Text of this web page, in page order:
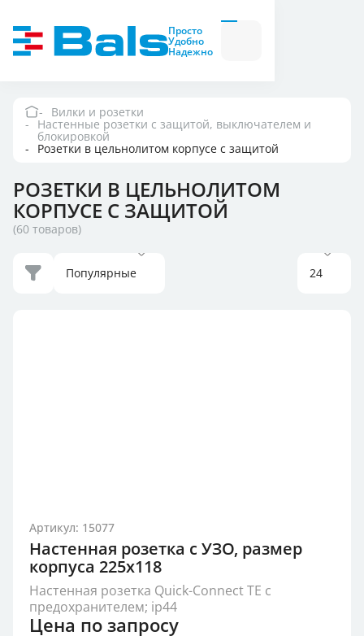
Просто
Удобно
Надежно
Вилки
и
розетки
модули
Вилки и розетки
Компания
Где купить
Контакты
Вилки и розетки
Настенные розетки с защитой, выключателем и
блокировкой
Розетки в цельнолитом корпусе с защитой
РОЗЕТКИ В ЦЕЛЬНОЛИТОМ
КОРПУСЕ С ЗАЩИТОЙ
(60 товаров)
Популярные 24
Артикул: 15077
Настенная розетка с УЗО, размер
корпуса 225х118
Настенная розетка Quick-Connect TE с
предохранителем; ip44
Цена по запросу